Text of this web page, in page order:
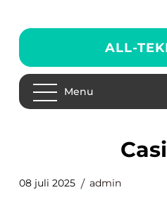
ALL-
Menu
08 juli 2025 admin